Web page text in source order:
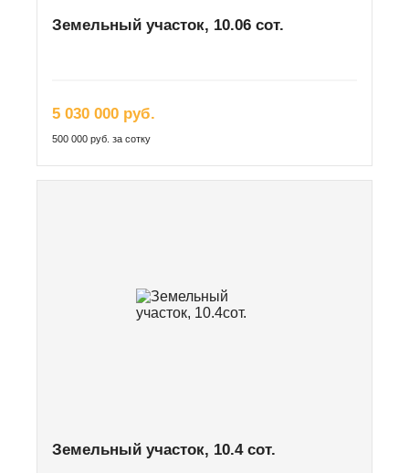
Земельный участок, 10.06 сот.
5 030 000 руб.
500 000 руб. за сотку
Земельный участок, 10.4 сот.